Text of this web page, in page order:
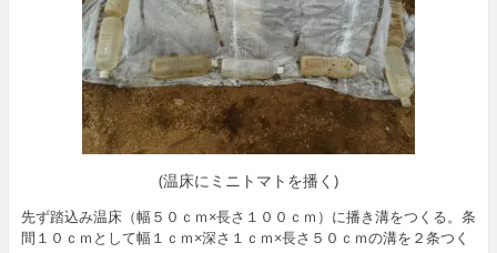
(温床にミニトマトを播く)
先ず踏込み温床（幅５０ｃｍ×長さ１００ｃｍ）に播き溝をつくる。条
間１０ｃｍとして幅１ｃｍ×深さ１ｃｍ×長さ５０ｃｍの溝を２条つく